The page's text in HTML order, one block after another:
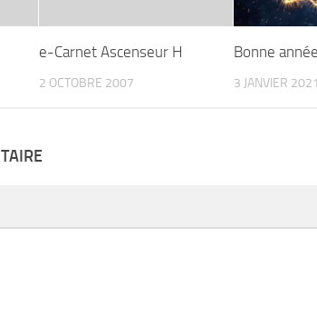
e-Carnet Ascenseur H
2 OCTOBRE 2007
Bonne
3 JANVIER 2021